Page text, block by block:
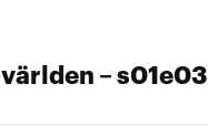
– s01e03